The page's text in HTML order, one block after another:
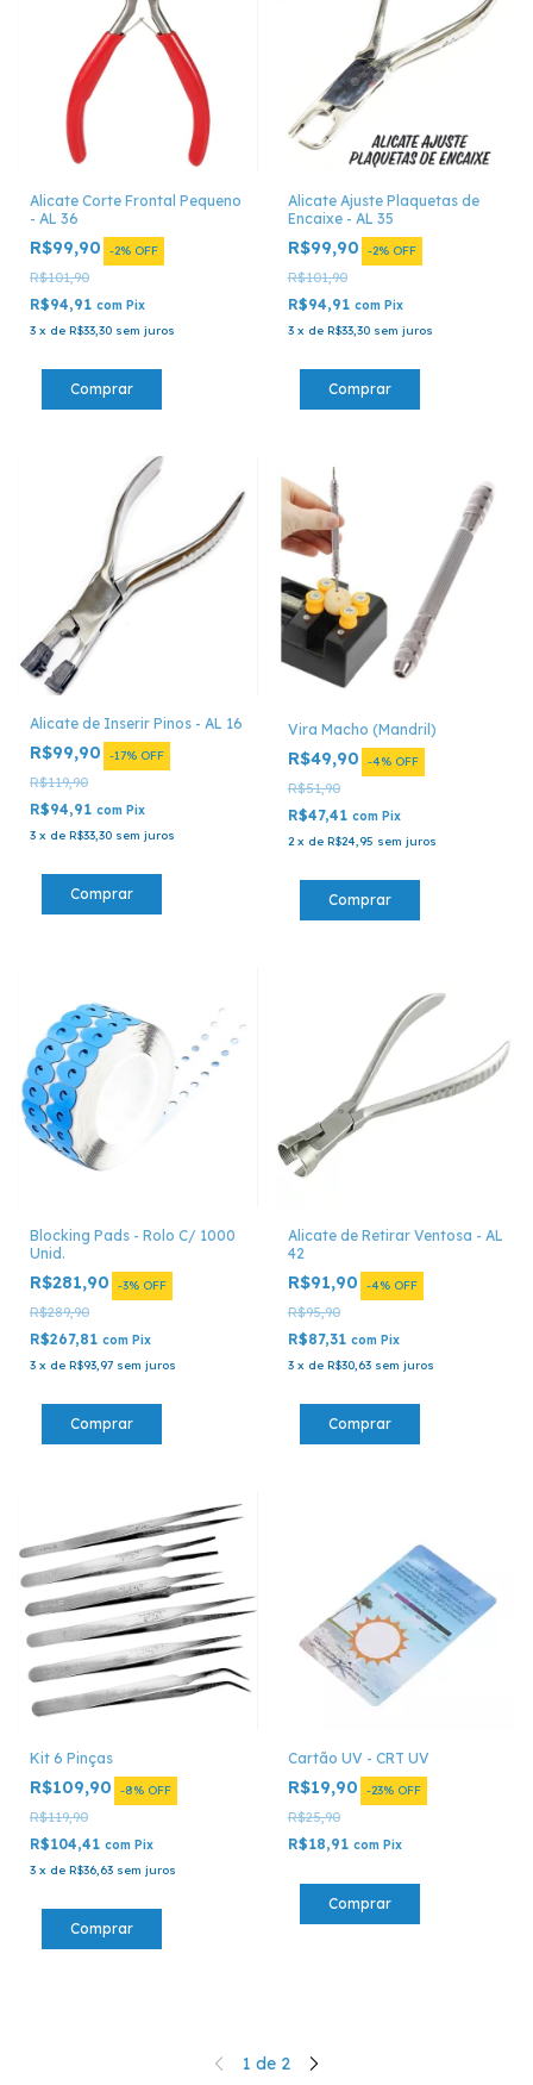
Alicate Corte Frontal Pequeno
- AL 36
R$99,90 -2% OFF
R$101,90
R$94,91 com Pix
3 x de R$33,30 sem juros
Alicate Ajuste Plaquetas de
Encaixe - AL 35
R$99,90 -2% OFF
R$101,90
R$94,91 com Pix
3 x de R$33,30 sem juros
Alicate de Inserir Pinos - AL 16
R$99,90 -17% OFF
R$119,90
R$94,91 com Pix
3 x de R$33,30 sem juros
Vira Macho (Mandril)
R$49,90 -4% OFF
R$51,90
R$47,41 com Pix
2 x de R$24,95 sem juros
Blocking Pads - Rolo C/ 1000
Unid.
R$281,90 -3% OFF
R$289,90
R$267,81 com Pix
3 x de R$93,97 sem juros
Alicate de Retirar Ventosa - AL
42
R$91,90 -4% OFF
R$95,90
R$87,31 com Pix
3 x de R$30,63 sem juros
Kit 6 Pinças
R$109,90 -8% OFF
R$119,90
R$104,41 com Pix
3 x de R$36,63 sem juros
Cartão UV - CRT UV
R$19,90 -23% OFF
R$25,90
R$18,91 com Pix
1 de 2